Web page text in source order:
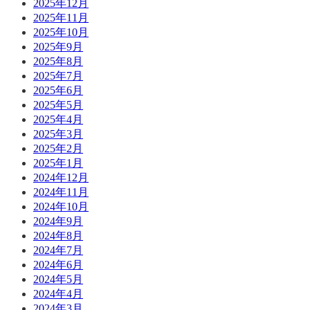
2025年12月
2025年11月
2025年10月
2025年9月
2025年8月
2025年7月
2025年6月
2025年5月
2025年4月
2025年3月
2025年2月
2025年1月
2024年12月
2024年11月
2024年10月
2024年9月
2024年8月
2024年7月
2024年6月
2024年5月
2024年4月